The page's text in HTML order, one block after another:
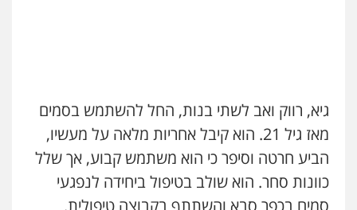
גיא, רווק ואב לשתי בנות, החל להשתמש בסמים
מאז גיל 21. הוא קיבל אחריות מלאה על מעשיו,
הביע חרטה וסיפר כי הוא משתמש קבוע, אך שלל
כוונות סחר. הוא שולב בטיפול ביחידה לנפגעי
סמים בכפר סבא והשתתף בקבוצה טיפולית.